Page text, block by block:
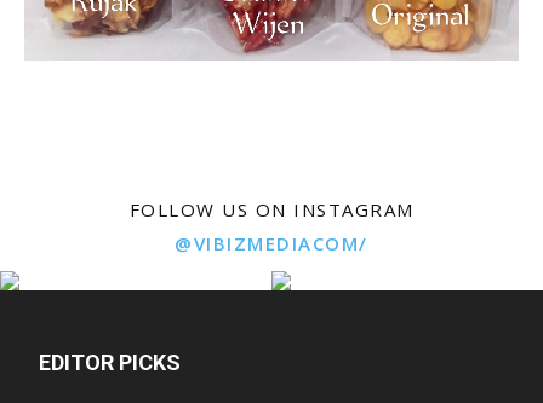
FOLLOW US ON INSTAGRAM
@VIBIZMEDIACOM/
EDITOR PICKS